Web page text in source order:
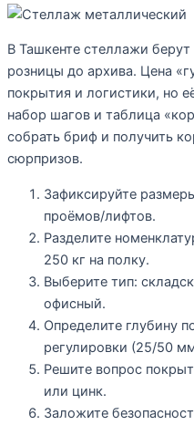
В Ташкенте стеллажи
розницы до архива. Цена
покрытия и логистики, но
набор шагов и таблица
собрать бриф и получить
сюрпризов.
Зафиксируйте
проёмов/лифтов.
Разделите
250 кг на полку.
Выберите тип:
офисный.
Определите глубину
регулировки (25/50
Решите вопрос
или цинк.
Заложите